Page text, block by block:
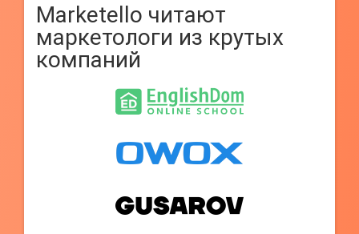
Marketello читают
маркетологи из крутых
компаний